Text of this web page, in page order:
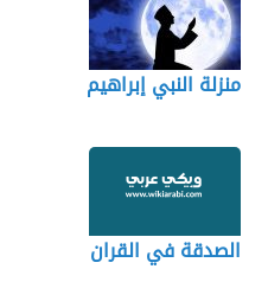
منزلة النبي إبراهيم
الصدقة في القران